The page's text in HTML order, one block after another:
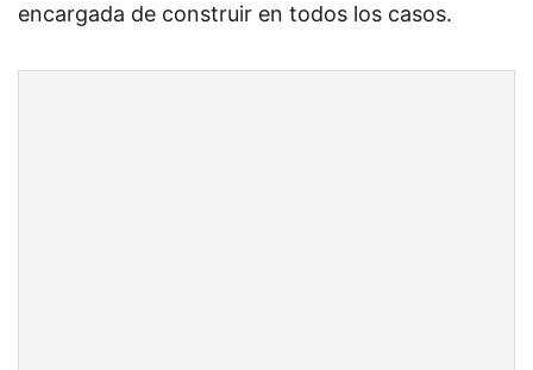
encargada de construir en todos los casos.